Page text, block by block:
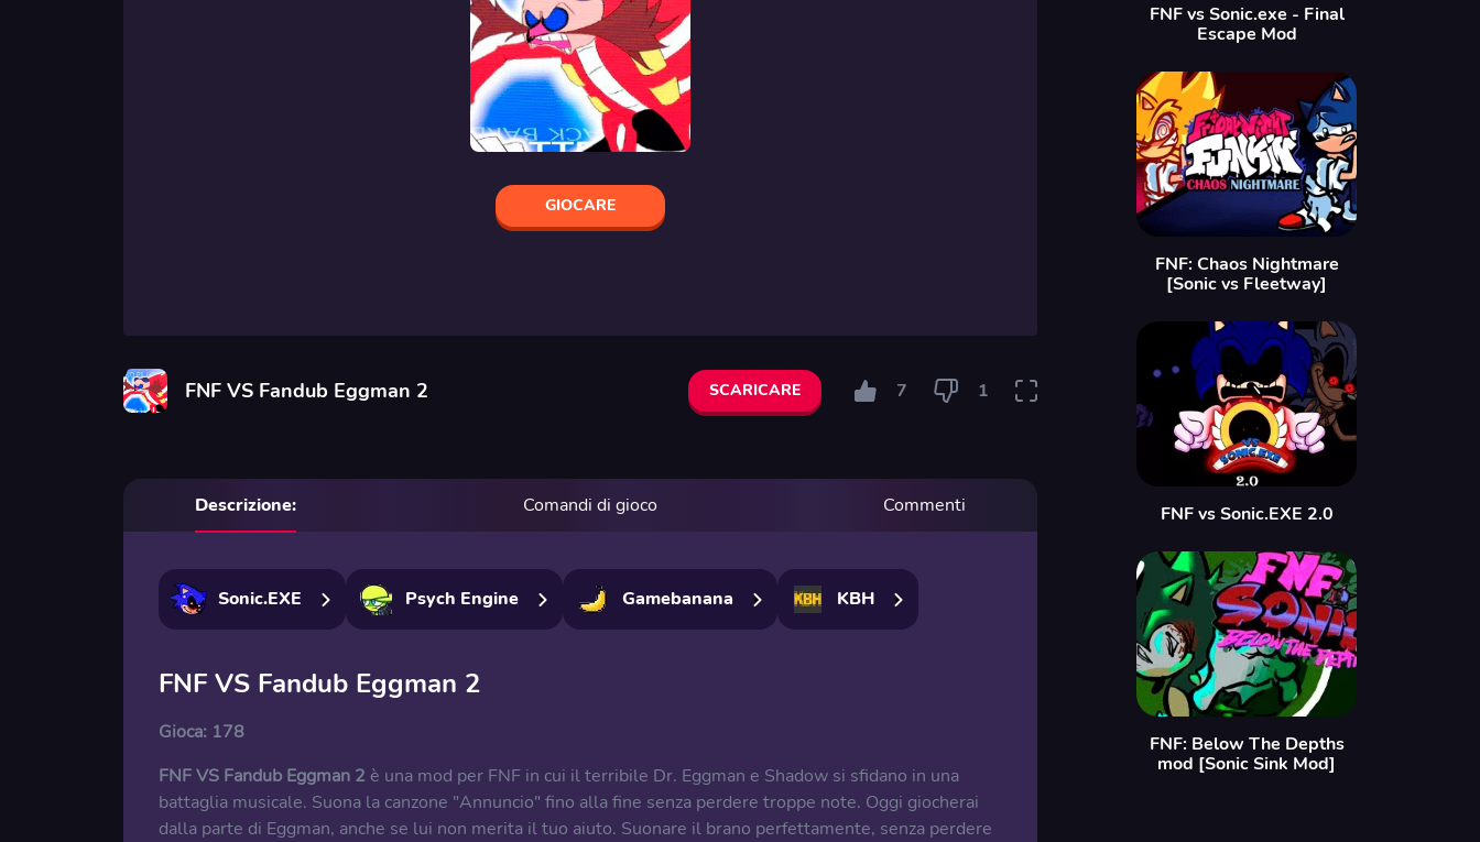
GIOCARE
FNF VS Fandub Eggman 2 SCARICARE 7 1
Descrizione: Comandi di gioco Commenti
Sonic.EXE Psych Engine Gamebanana KBH
FNF VS Fandub Eggman 2
Gioca: 178
FNF VS Fandub Eggman 2 è una mod per FNF in cui il terribile Dr. Eggman e Shadow si sfidano in una
battaglia musicale. Suona la canzone "Annuncio" fino alla fine senza perdere troppe note. Oggi giocherai
dalla parte di Eggman, anche se lui non merita il tuo aiuto. Suonare il brano perfettamente, senza perdere
FNF vs Sonic.exe - Final
Escape Mod
FNF: Chaos Nightmare
[Sonic vs Fleetway]
FNF vs Sonic.EXE 2.0
FNF: Below The Depths
mod [Sonic Sink Mod]